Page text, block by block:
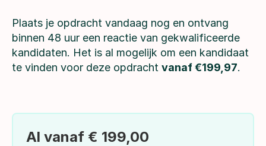
Plaats je opdracht vandaag nog en ontvang
binnen 48 uur een reactie van gekwalificeerde
kandidaten. Het is al mogelijk om een kandidaat
te vinden voor deze opdracht vanaf €199,97.
Al vanaf € 199,00